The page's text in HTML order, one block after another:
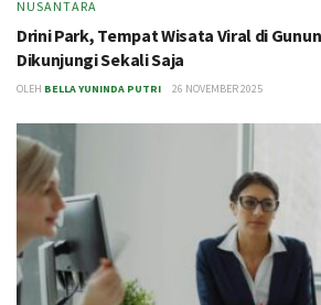
NUSANTARA
Drini Park, Tempat Wisata Viral di
Dikunjungi Sekali Saja
OLEH BELLA YUNINDA PUTRI 26 NOVEMBER 2025